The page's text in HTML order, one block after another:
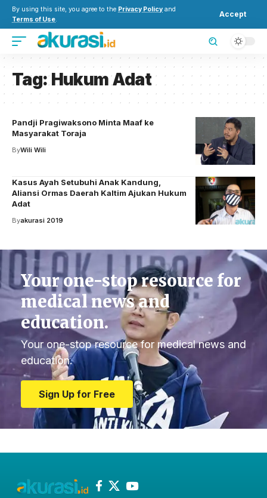
By using this site, you agree to the Privacy Policy and
Terms of Use.
Accept
Tag:Hukum Adat
Pandji Pragiwaksono Minta Maaf ke
Masyarakat Toraja
ByWili Wili
Kasus Ayah Setubuhi Anak Kandung,
Aliansi Ormas Daerah Kaltim Ajukan Hukum
Adat
Byakurasi 2019
Your one-stop resource for
medical news and
education.
Your one-stop resource for medical news and
education.
Sign Up for Free